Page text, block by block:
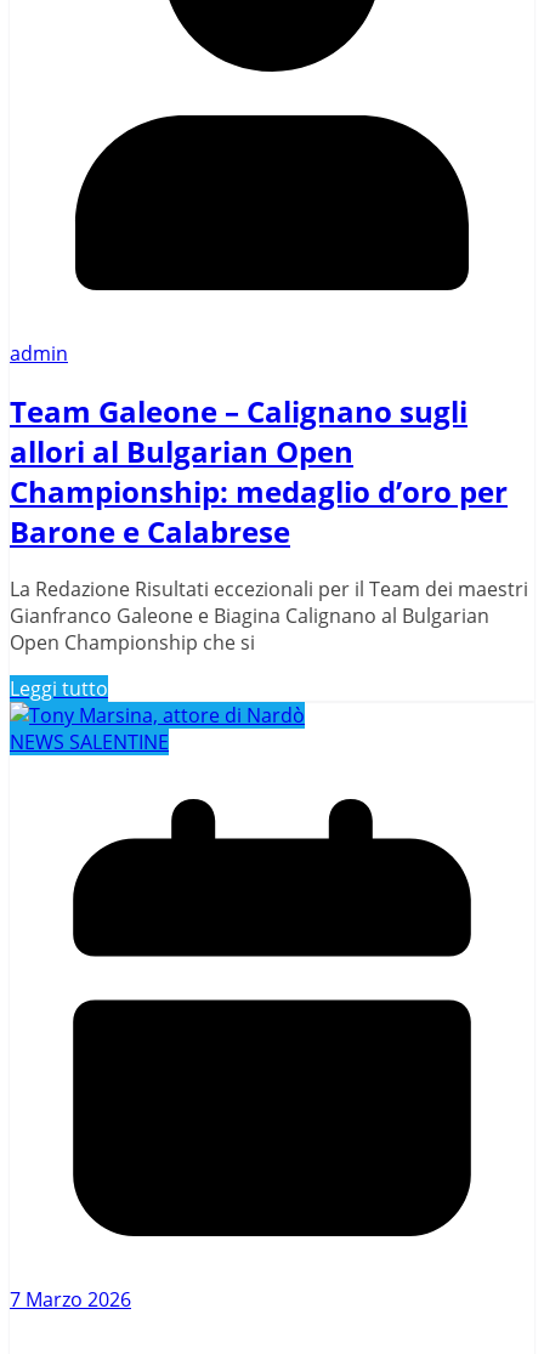
admin
Team Galeone – Calignano sugli
allori al Bulgarian Open
Championship: medaglio d’oro per
Barone e Calabrese
La Redazione Risultati eccezionali per il Team dei maestri
Gianfranco Galeone e Biagina Calignano al Bulgarian
Open Championship che si
Leggi tutto
NEWS SALENTINE
7 Marzo 2026